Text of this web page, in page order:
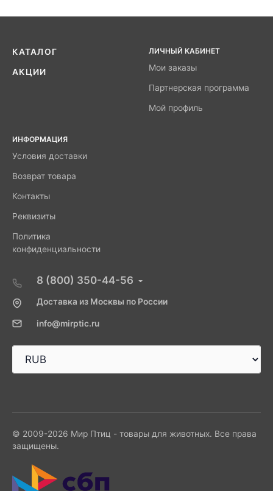
КАТАЛОГ
АКЦИИ
ЛИЧНЫЙ КАБИНЕТ
Мои заказы
Партнерская программа
Мой профиль
ИНФОРМАЦИЯ
Условия доставки
Возврат товара
Контакты
Реквизиты
Политика
конфиденциальности
8 (800) 350-44-56
Доставка из Москвы по России
info@mirptic.ru
© 2009-2026 Мир Птиц - товары для животных. Все права
защищены.